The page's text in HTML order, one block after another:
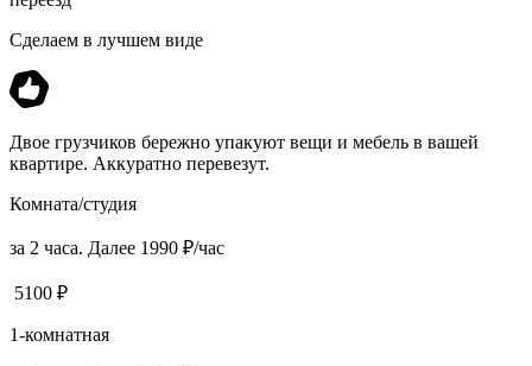
Сделаем в лучшем виде
Двое грузчиков бережно упакуют вещи и мебель в вашей
квартире. Аккуратно перевезут.
Комната/студия
за 2 часа. Далее 1990 ₽/час
5100 ₽
1-комнатная